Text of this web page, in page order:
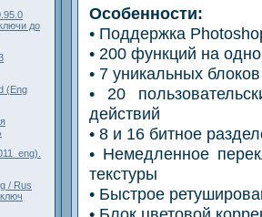
до
(Eng
/ Rus
Особенности:
• Поддержка
• 200 функций на
• 7 уникальных
• 20
действий
• 8 и 16 битное
• Немедленное
текстуры
• Быстрое